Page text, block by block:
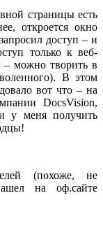
страницы есть
откроется окно
доступ – и
только к веб-
– можно творить в
В этом
вот что – на
DocsVision,
у меня получить
(похоже, не
на оф.сайте